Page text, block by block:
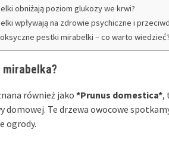
obniżają poziom glukozy we krwi?
wpływają na zdrowie psychiczne i
pestki mirabelki – co warto wiedzieć?
również jako *Prunus domestica*,
domowej. Te drzewa owocowe
ogrody.